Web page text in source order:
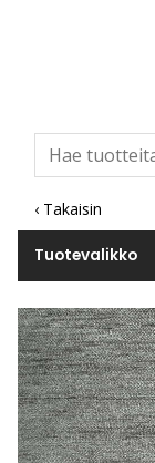
‹ Takaisin
Tuotevalikko